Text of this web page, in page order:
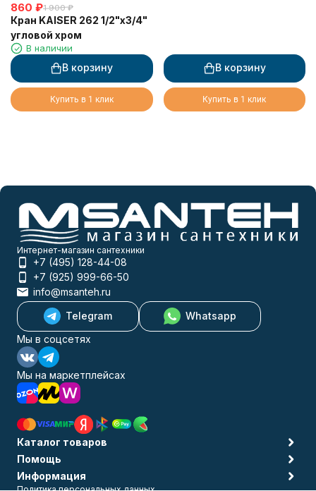
860 ₽1 900 ₽
Кран KAISER 262 1/2"х3/4"
угловой хром
В наличии
В корзину
Купить в 1 клик
В корзину
Купить в 1 клик
Интернет-магазин сантехники
+7 (495) 128-44-08
+7 (925) 999-66-50
info@msanteh.ru
Telegram
Whatsapp
Мы в соцсетях
Мы на маркетплейсах
Каталог товаров
Помощь
Информация